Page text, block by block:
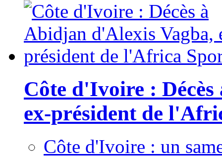
Côte d'Ivoire :
ex-président de
Côte d'Ivoire : un